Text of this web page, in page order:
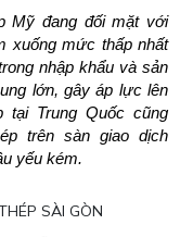
Mỹ đang đối mặt với
xuống mức thấp nhất
nhập khẩu và sản
lớn, gây áp lực lên
tại Trung Quốc cũng
trên sàn giao dịch
yếu kém.